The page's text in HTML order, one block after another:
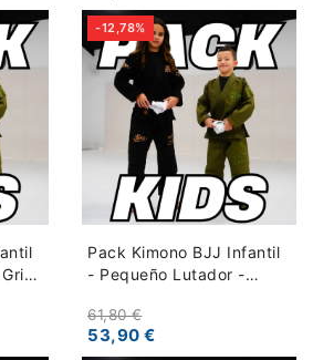
-12,78%
Pack Kimono BJJ Infantil
- Pequeño Lutador -
61,80 €
53,90 €